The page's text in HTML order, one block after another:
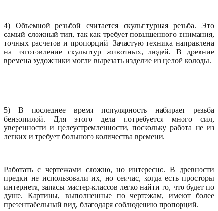
4) Объемной резьбой считается скульптурная резьба. Это
самый сложный тип, так как требует повышенного внимания,
точных расчетов и пропорций. Зачастую техника направлена
на изготовление скульптур животных, людей. В древние
времена художники могли вырезать изделие из целой колоды.
5) В последнее время популярность набирает резьба
бензопилой. Для этого дела потребуется много сил,
уверенности и целеустремленности, поскольку работа не из
легких и требует большого количества времени.
Работать с чертежами сложно, но интересно. В древности
предки не использовали их, но сейчас, когда есть просторы
интернета, запасы мастер-классов легко найти то, что будет по
душе. Картины, выполненные по чертежам, имеют более
презентабельный вид, благодаря соблюдению пропорций.